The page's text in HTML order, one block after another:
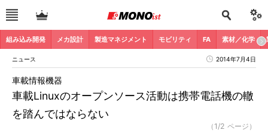
組み込み開発 メカ設計 製造マネジメント モビリティ FA 素材／化学
ニュース 2014年7月4日
車載Linuxのオープンソース活動は携帯電話機の轍
を踏んではならない
車載情報機器
（1/2 ページ）